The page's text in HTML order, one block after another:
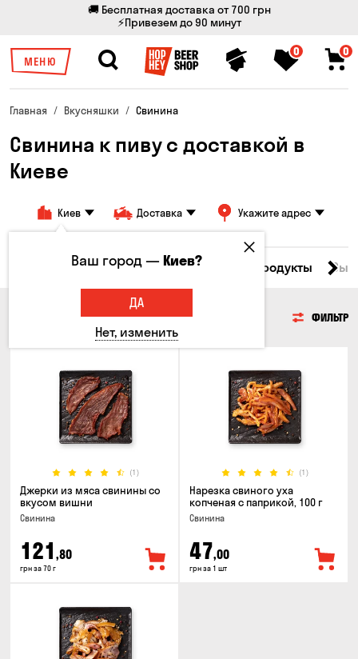
🚚 Бесплатная доставка от 700 грн
⚡Привезем до 90 минут
МЕНЮ
0 0
Главная Вкусняшки Свинина
Свинина к пиву с доставкой в ​​
Киеве
Киев Доставка Укажите адрес
Все товары Мясо Рыба Морепродукты
ФИЛЬТР
(1)
Джерки из мяса свинины со
вкусом вишни
Свинина
121 ,80
грн за 70 г
(1)
Нарезка свиного уха
копченая с паприкой, 100 г
Свинина
47,00
грн за 1 шт
Ваш город —Киев?
ДА
Нет, изменить